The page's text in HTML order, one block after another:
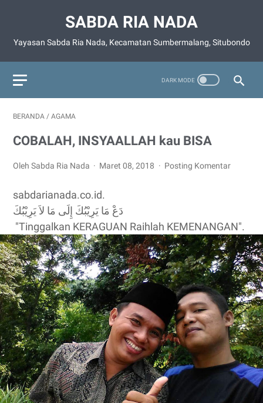
SABDA RIA NADA
Yayasan Sabda Ria Nada, Kecamatan Sumbermalang, Situbondo
BERANDA / AGAMA
COBALAH, INSYAALLAH kau BISA
Oleh Sabda Ria Nada Maret 08, 2018 Posting Komentar
sabdarianada.co.id.
ﺩَﻉْ ﻣَﺎ ﻳَﺮِﻳْﺒُﻚَ ﺇِﻟَﻰ ﻣَﺎ ﻻَ ﻳَﺮِﻳْﺒُﻚَ
"Tinggalkan KERAGUAN Raihlah KEMENANGAN".